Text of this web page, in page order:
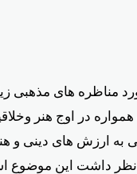
مناظره های مذهبی
در اوج هنر
به ارزش های دینی و
نظر داشت این موضوع